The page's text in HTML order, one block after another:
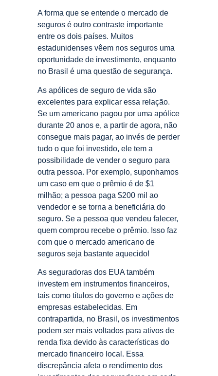
A forma que se entende o mercado de
seguros é outro contraste importante
entre os dois países. Muitos
estadunidenses vêem nos seguros uma
oportunidade de investimento, enquanto
no Brasil é uma questão de segurança.
As apólices de seguro de vida são
excelentes para explicar essa relação.
Se um americano pagou por uma apólice
durante 20 anos e, a partir de agora, não
consegue mais pagar, ao invés de perder
tudo o que foi investido, ele tem a
possibilidade de vender o seguro para
outra pessoa. Por exemplo, suponhamos
um caso em que o prêmio é de $1
milhão; a pessoa paga $200 mil ao
vendedor e se torna a beneficiária do
seguro. Se a pessoa que vendeu falecer,
quem comprou recebe o prêmio. Isso faz
com que o mercado americano de
seguros seja bastante aquecido!
As seguradoras dos EUA também
investem em instrumentos financeiros,
tais como títulos do governo e ações de
empresas estabelecidas. Em
contrapartida, no Brasil, os investimentos
podem ser mais voltados para ativos de
renda fixa devido às características do
mercado financeiro local. Essa
discrepância afeta o rendimento dos